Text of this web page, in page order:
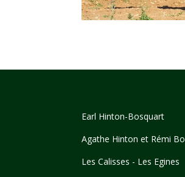
Earl Hinton-Bosquart
Agathe Hinton et Rémi
Les Calisses - Les Egines